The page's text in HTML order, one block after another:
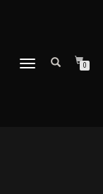
DÉPLIER
0